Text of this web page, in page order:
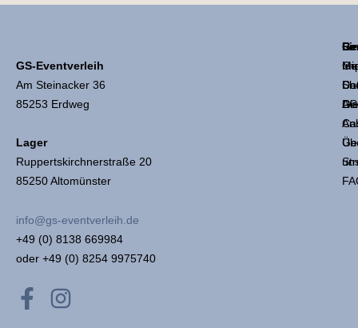
GS-Eventverleih
Am Steinacker 36
85253 Erdweg
Lager
Ruppertskirchnerstraße 20
85250 Altomünster
info@gs-eventverleih.de
+49 (0) 8138 669984
oder +49 (0) 8254 9975740
F
I